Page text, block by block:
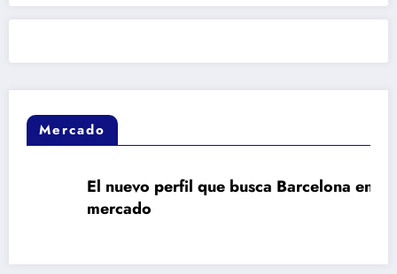
Mercado
El nuevo perfil que busca Barcelona en el
mercado